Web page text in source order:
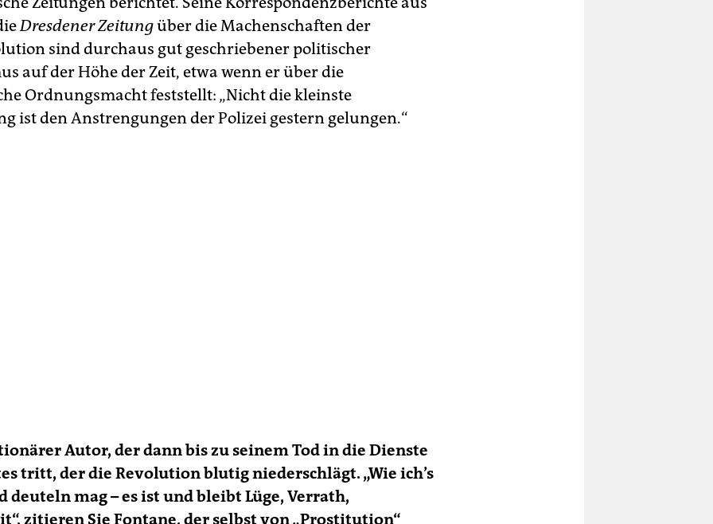
Dresdener Zeitungüber die Machenschaften der
sind durchaus gut geschriebener politischer
auf der Höhe der Zeit, etwa wenn er über die
Ordnungsmacht feststellt: „Nicht die kleinste
ist den Anstrengungen der Polizei gestern gelungen.“
Autor, der dann bis zu seinem Tod in die Dienste
tritt, der die Revolution blutig niederschlägt. „Wie ich’s
deuteln mag – es ist und bleibt Lüge, Verrath,
zitieren Sie Fontane, der selbst von „Prostitution“